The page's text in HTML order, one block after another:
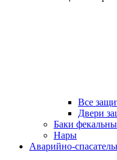
Все
Двери
Баки
Нары
Аварийно-